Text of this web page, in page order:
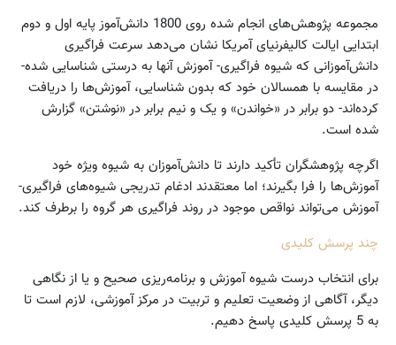
مجموعه پژوهش‌های انجام شده روی 1800 دانش‌آموز پایه اول و دوم
ابتدایی ایالت کالیفرنیای آمریکا نشان می‌دهد سرعت فراگیری
دانش‌آموزانی که شیوه فراگیری- آموزش آنها به درستی شناسایی شده-
در مقایسه با همسالان خود که بدون شناسایی، آموزش‌ها را دریافت
کرده‌اند- دو برابر در «خواندن» و یک و نیم برابر در «نوشتن» گزارش
شده است.
اگرچه پژوهشگران تأکید دارند تا دانش‌آموزان به شیوه ویژه خود
آموزش‌ها را فرا بگیرند؛ اما معتقدند ادغام تدریجی شیوه‌های فراگیری-
آموزش می‌تواند نواقص موجود در روند فراگیری هر گروه را برطرف کند.
چند پرسش کلیدی
برای انتخاب درست شیوه آموزش و برنامه‌ریزی صحیح و یا از نگاهی
دیگر، آگاهی از وضعیت تعلیم و تربیت در مرکز آموزشی، لازم است تا
به 5 پرسش کلیدی پاسخ دهیم.